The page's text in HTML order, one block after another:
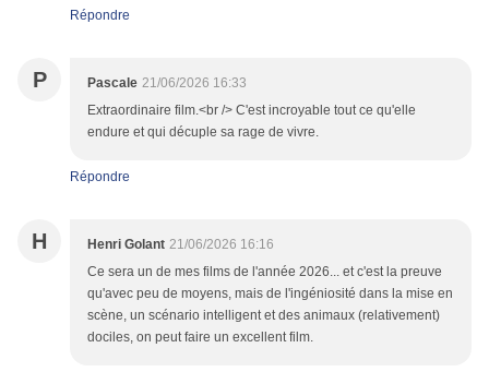
Répondre
P Pascale 21/06/2026 16:33
Extraordinaire film.<br /> C'est incroyable tout ce qu'elle
endure et qui décuple sa rage de vivre.
Répondre
H Henri Golant 21/06/2026 16:16
Ce sera un de mes films de l'année 2026... et c'est la preuve
qu'avec peu de moyens, mais de l'ingéniosité dans la mise en
scène, un scénario intelligent et des animaux (relativement)
dociles, on peut faire un excellent film.